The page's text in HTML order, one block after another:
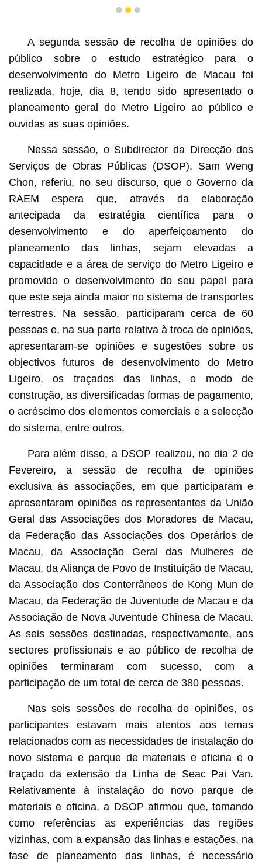
1 2 3
A segunda sessão de recolha de opiniões do
público sobre o estudo estratégico para o
desenvolvimento do Metro Ligeiro de Macau foi
realizada, hoje, dia 8, tendo sido apresentado o
planeamento geral do Metro Ligeiro ao público e
ouvidas as suas opiniões.
Nessa sessão, o Subdirector da Direcção dos
Serviços de Obras Públicas (DSOP), Sam Weng
Chon, referiu, no seu discurso, que o Governo da
RAEM espera que, através da elaboração
antecipada da estratégia científica para o
desenvolvimento e do aperfeiçoamento do
planeamento das linhas, sejam elevadas a
capacidade e a área de serviço do Metro Ligeiro e
promovido o desenvolvimento do seu papel para
que este seja ainda maior no sistema de transportes
terrestres. Na sessão, participaram cerca de 60
pessoas e, na sua parte relativa à troca de opiniões,
apresentaram-se opiniões e sugestões sobre os
objectivos futuros de desenvolvimento do Metro
Ligeiro, os traçados das linhas, o modo de
construção, as diversificadas formas de pagamento,
o acréscimo dos elementos comerciais e a selecção
do sistema, entre outros.
Para além disso, a DSOP realizou, no dia 2 de
Fevereiro, a sessão de recolha de opiniões
exclusiva às associações, em que participaram e
apresentaram opiniões os representantes da União
Geral das Associações dos Moradores de Macau,
da Federação das Associações dos Operários de
Macau, da Associação Geral das Mulheres de
Macau, da Aliança de Povo de Instituição de Macau,
da Associação dos Conterrâneos de Kong Mun de
Macau, da Federação de Juventude de Macau e da
Associação de Nova Juventude Chinesa de Macau.
As seis sessões destinadas, respectivamente, aos
sectores profissionais e ao público de recolha de
opiniões terminaram com sucesso, com a
participação de um total de cerca de 380 pessoas.
Nas seis sessões de recolha de opiniões, os
participantes estavam mais atentos aos temas
relacionados com as necessidades de instalação do
novo sistema e parque de materiais e oficina e o
traçado da extensão da Linha de Seac Pai Van.
Relativamente à instalação do novo parque de
materiais e oficina, a DSOP afirmou que, tomando
como referências as experiências das regiões
vizinhas, com a expansão das linhas e estações, na
fase de planeamento das linhas, é necessário